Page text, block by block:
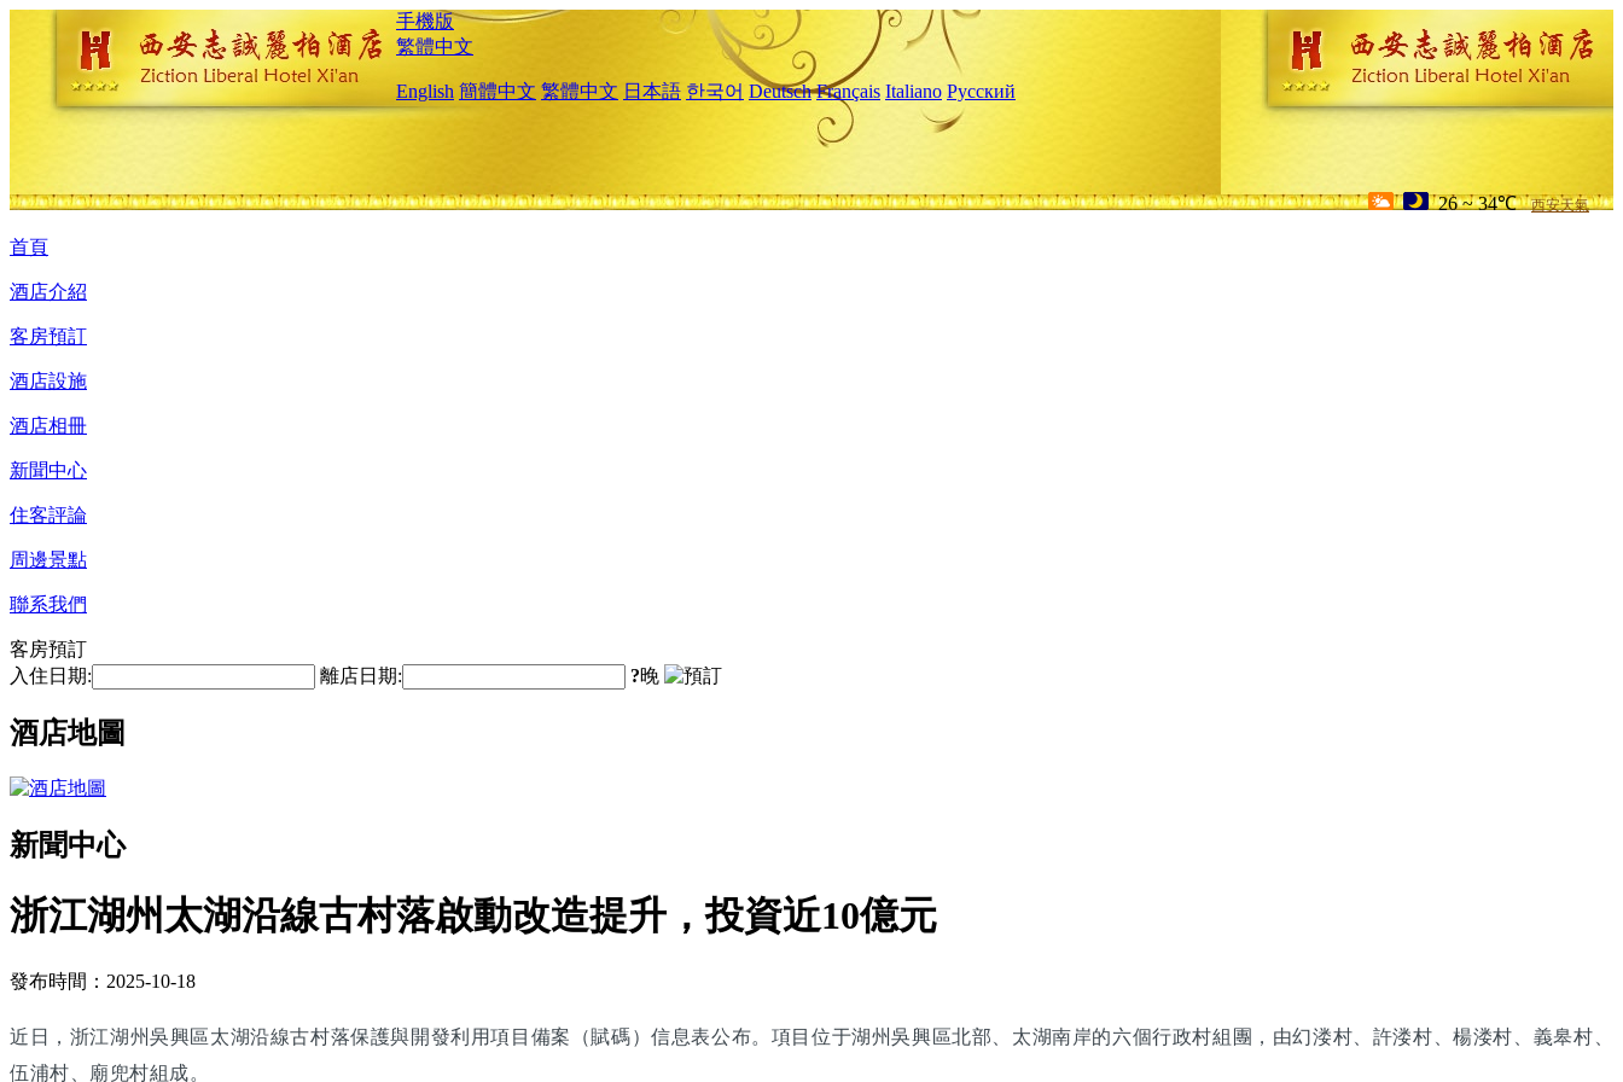
手機版
繁體中文
English 簡體中文 繁體中文 日本語 한국어 Deutsch Français Italiano Русский
26 ~ 34℃ 西安天氣
首頁
酒店介紹
客房預訂
酒店設施
酒店相冊
新聞中心
住客評論
周邊景點
聯系我們
客房預訂
入住日期:
離店日期: ?晚
酒店地圖
新聞中心
浙江湖州太湖沿線古村落啟動改造提升，投資近10億元
發布時間：2025-10-18
近日，浙江湖州吳興區太湖沿線古村落保護與開發利用項目備案（賦碼）信息表公布。項目位于湖州吳興區北部、太湖南岸的六個行政村組團，由幻溇村、許溇村、楊溇村、義皋村、
伍浦村、廟兜村組成。